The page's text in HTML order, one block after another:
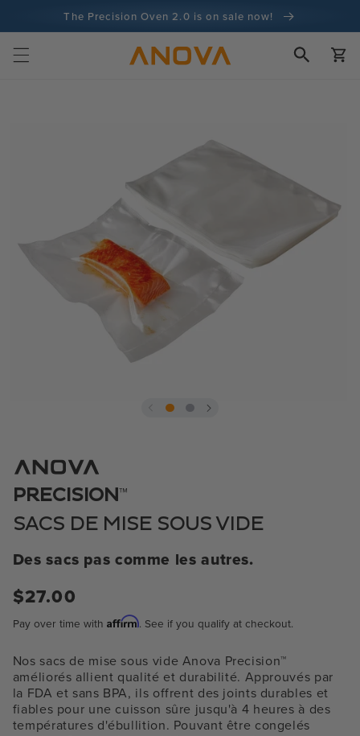
The Precision Oven 2.0 is on sale now!
Garantie de remboursement de 100 jours Chariot
dans
fenêtre
PRECISION™
SACS DE MISE SOUS VIDE
Des sacs pas comme les autres.
Prix
$27.00
Pay over time with Affirm. See if you qualify at checkout.
Nos sacs de mise sous vide Anova Precision™
améliorés allient qualité et durabilité. Approuvés par
la FDA et sans BPA, ils offrent des joints durables et
fiables pour une cuisson sûre jusqu'à 4 heures à des
températures d'ébullition. Pouvant être congelés